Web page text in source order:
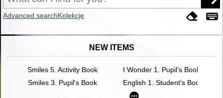
Advanced searchKolekcje
NEW ITEMS
Smiles 5. Activity Book
I Wonder 1. Pupil's Book
Smiles 3. Pupil's Book
English 1. Student's Book